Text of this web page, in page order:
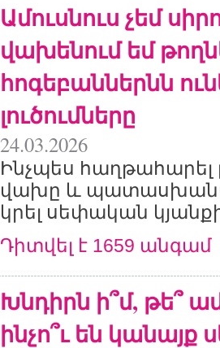
Ամուսնուս չեմ
վախենում եմ
հոգեբաններնն
լուծումները
24.03.2026
Ինչպես հաղթահարել
վախը և
կրել սեփական
Դիտվել է 1659 անգամ
Խնդիրն ի՞մ, թե՞
ինչո՞ւ են կանայք